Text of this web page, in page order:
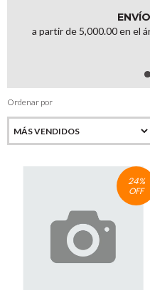
a partir de 5,000.00 en el
Ordenar por
24%
OFF